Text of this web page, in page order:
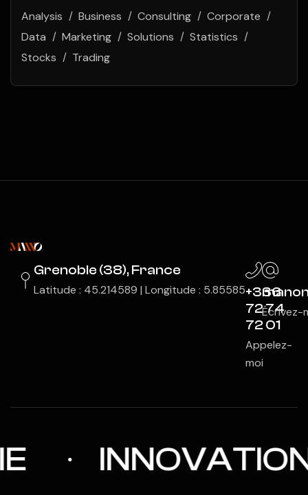
Analysis Business Consulting
Corporate
Data
Marketing Solutions
Statistics
Stocks
Trading
Grenoble (38), France
Latitude : 45.214589 | Longitude : 5.85585+336
72 74
72 01
Appelez-
moi
Écrivez-
INNOVATION